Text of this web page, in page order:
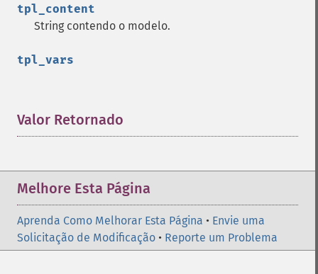
tpl_content
String contendo o modelo.
tpl_vars
Valor Retornado
Melhore Esta Página
Aprenda Como Melhorar Esta Página • Envie uma
Solicitação de Modificação • Reporte um Problema